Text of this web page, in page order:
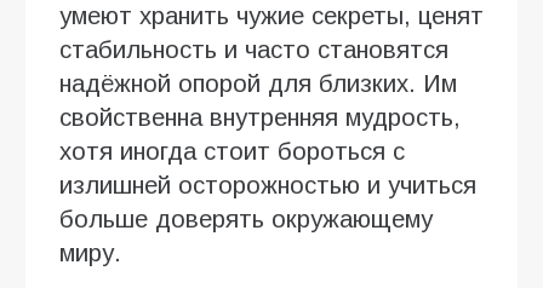
умеют хранить чужие секреты, ценят
стабильность и часто становятся
надёжной опорой для близких. Им
свойственна внутренняя мудрость,
хотя иногда стоит бороться с
излишней осторожностью и учиться
больше доверять окружающему
миру.